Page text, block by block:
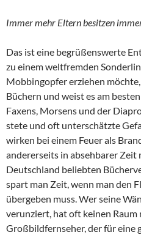
Immer mehr Eltern besitzen
Das ist eine begrüßenswerte
zu einem weltfremden
Mobbingopfer erziehen
Büchern und weist es am
Faxens, Morsens und der
stete und oft unterschätzte
wirken bei einem Feuer als
andererseits in absehbarer Zeit
Deutschland beliebten
spart man Zeit, wenn man den
übergeben muss. Wer seine
verunziert, hat oft keinen Raum
Großbildfernseher, der für eine